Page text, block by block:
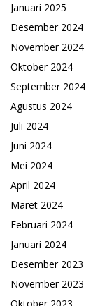
Januari 2025
Desember 2024
November 2024
Oktober 2024
September 2024
Agustus 2024
Juli 2024
Juni 2024
Mei 2024
April 2024
Maret 2024
Februari 2024
Januari 2024
Desember 2023
November 2023